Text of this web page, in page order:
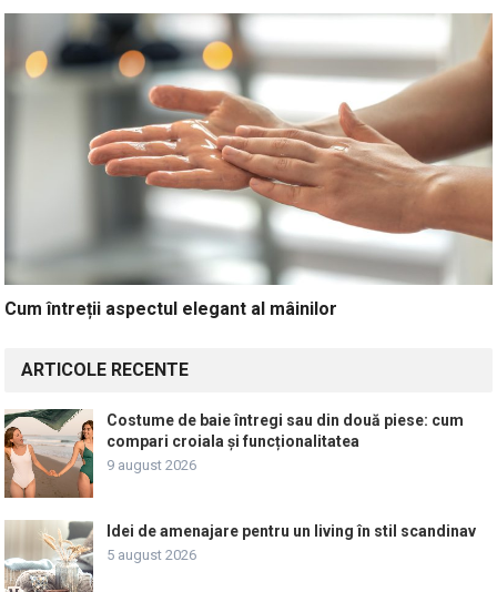
Cum întreții aspectul elegant al mâinilor
ARTICOLE RECENTE
Costume de baie întregi sau din două piese: cum
compari croiala și funcționalitatea
9 august 2026
Idei de amenajare pentru un living în stil scandinav
5 august 2026